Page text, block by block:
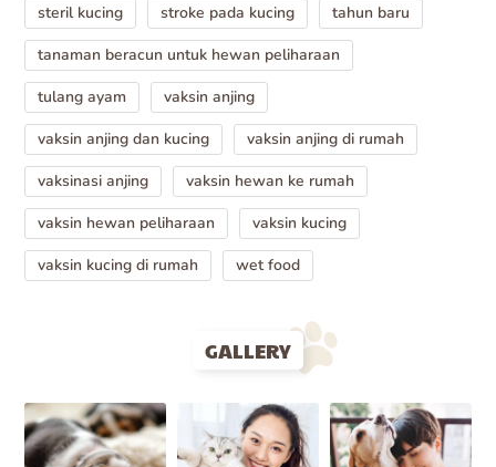
steril kucing
stroke pada kucing
tahun baru
tanaman beracun untuk hewan peliharaan
tulang ayam
vaksin anjing
vaksin anjing dan kucing
vaksin anjing di rumah
vaksinasi anjing
vaksin hewan ke rumah
vaksin hewan peliharaan
vaksin kucing
vaksin kucing di rumah
wet food
GALLERY